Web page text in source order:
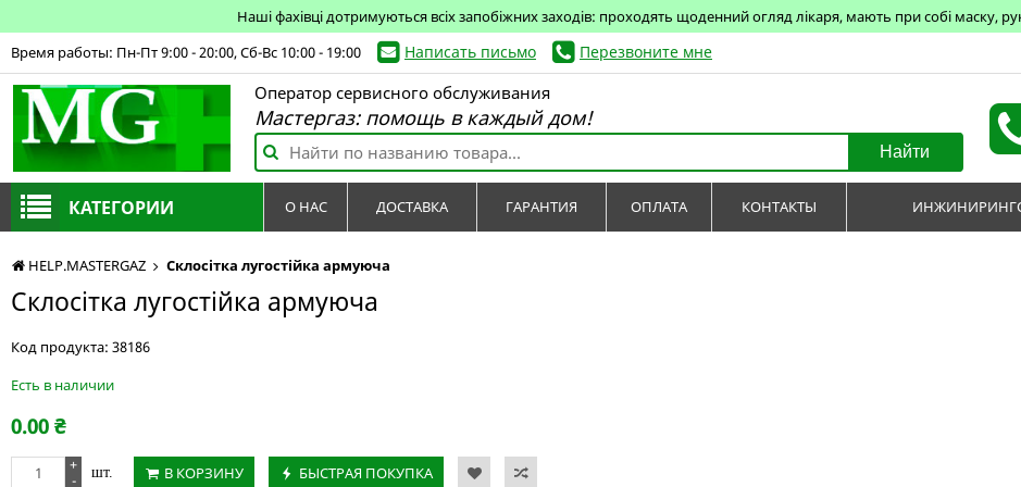
Наші фахівці дотримуються всіх запобіжних заходів: проходять щоденний огляд лікаря, мають при собі маску,
HELP.MASTERGAZ Склосітка лугостійка армуюча
Склосітка лугостійка армуюча
Код продукта: 38186
Есть в наличии
0.00₴
+
-
шт. В КОРЗИНУ БЫСТРАЯ ПОКУПКА
Время работы: Пн-Пт 9:00 - 20:00, Сб-Вс 10:00 - 19:00 Написать письмо Перезвоните мне
Оператор сервисного обслуживания
Мастергаз: помощь в каждый дом!
Найти
КАТЕГОРИИ О НАС ДОСТАВКА ГАРАНТИЯ ОПЛАТА КОНТАКТЫ